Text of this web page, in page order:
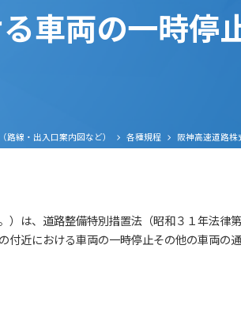
車両の一時停
路線・出入口案内図など） 各種規程 阪神高速道路
）は、道路整備特別措置法（昭和３１年法律
近における車両の一時停止その他の車両の